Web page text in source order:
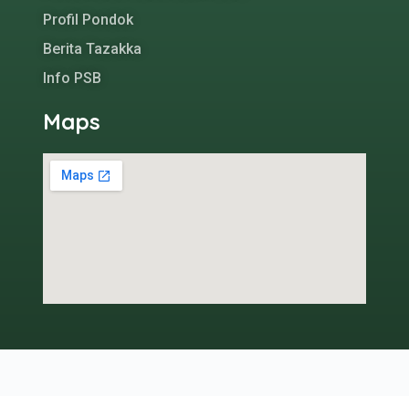
Profil Pondok
Berita Tazakka
Info PSB
Maps